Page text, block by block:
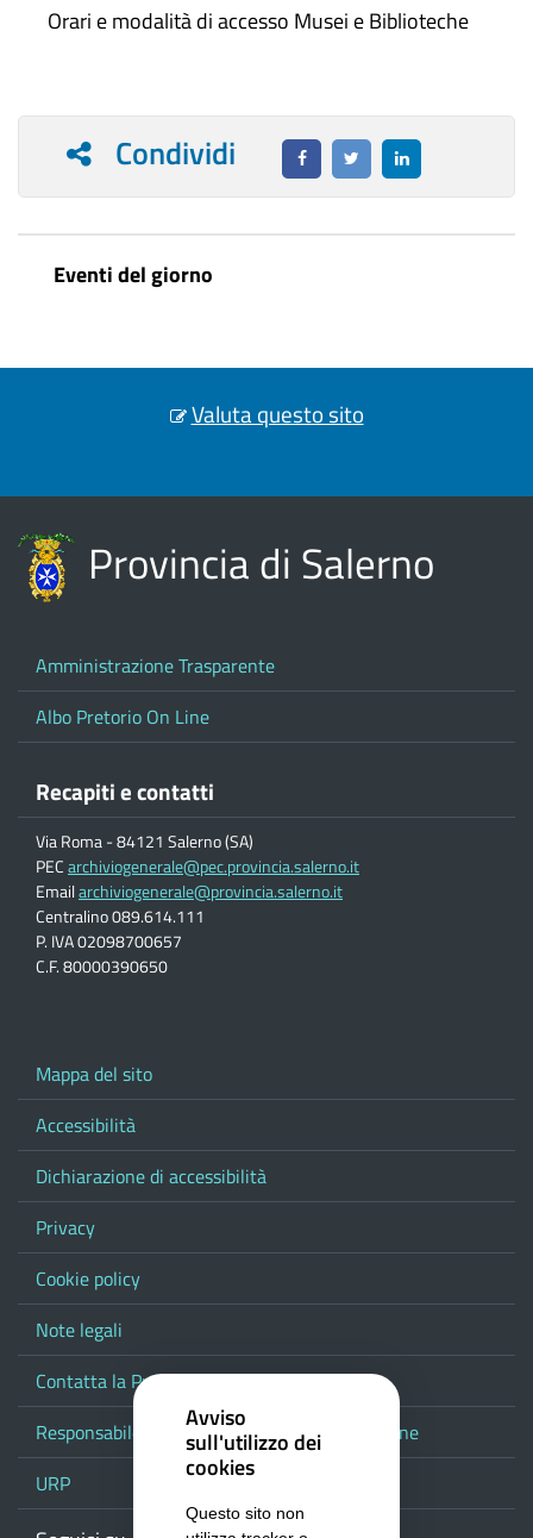
Orari e modalità di accesso Musei e Biblioteche
Condividi
Eventi del giorno
Valuta questo sito
Provincia di Salerno
Amministrazione Trasparente
Albo Pretorio On Line
Recapiti e contatti
Via Roma - 84121 Salerno (SA)
PECarchiviogenerale@pec.provincia.salerno.it
Emailarchiviogenerale@provincia.salerno.it
Centralino 089.614.111
P. IVA 02098700657
C.F. 80000390650
Mappa del sito
Accessibilità
Dichiarazione di accessibilità
Privacy
Cookie policy
Note legali
Contatta la Provincia
Responsabile del procedimento di pubblicazione
URP
Avviso
sull'utilizzo dei
cookies
Questo sito non